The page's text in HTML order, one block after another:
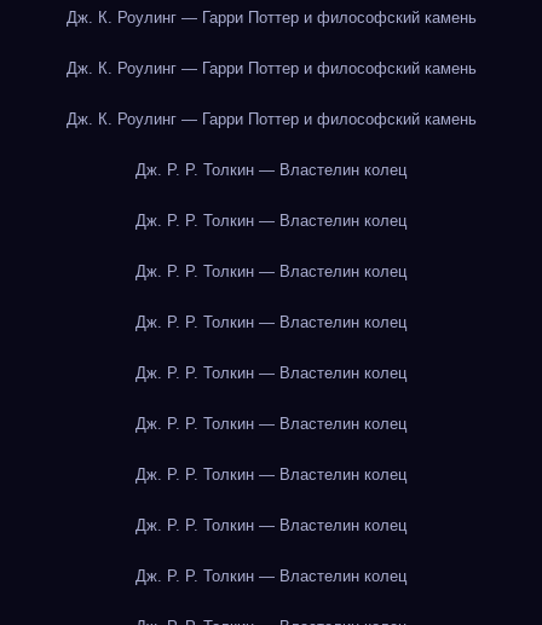
Дж. К. Роулинг — Гарри Поттер и философский камень
Дж. К. Роулинг — Гарри Поттер и философский камень
Дж. К. Роулинг — Гарри Поттер и философский камень
Дж. Р. Р. Толкин — Властелин колец
Дж. Р. Р. Толкин — Властелин колец
Дж. Р. Р. Толкин — Властелин колец
Дж. Р. Р. Толкин — Властелин колец
Дж. Р. Р. Толкин — Властелин колец
Дж. Р. Р. Толкин — Властелин колец
Дж. Р. Р. Толкин — Властелин колец
Дж. Р. Р. Толкин — Властелин колец
Дж. Р. Р. Толкин — Властелин колец